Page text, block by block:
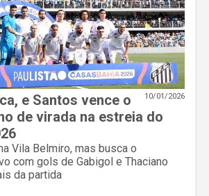
10/01/2026
e Santos vence o
de virada na estreia do
Vila Belmiro, mas busca o
com gols de Gabigol e Thaciano
da partida